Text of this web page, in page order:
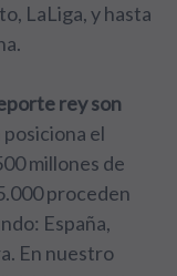
LaLiga, y hasta
rey son
el
millones de
proceden
España,
En nuestro